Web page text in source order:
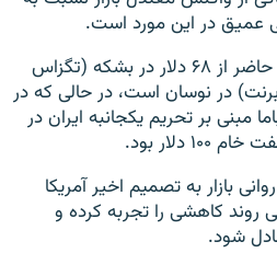
عمیق در این مورد است.
قیمت‌های نفت خام در حال حاضر از ۶۸ دلار در بشکه (تگزاس
بشکه (برنت) در نوسان است، در حالی که در
مبنی بر تحریم یکجانبه ایران در
بازار به تصمیم اخیر آمریکا
روند کاهشی را تجربه کرده و